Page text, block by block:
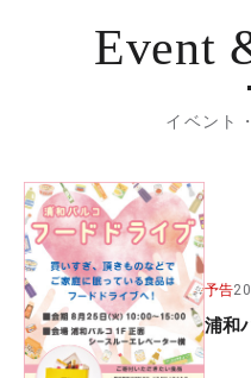
Event
イベント
予告
浦和